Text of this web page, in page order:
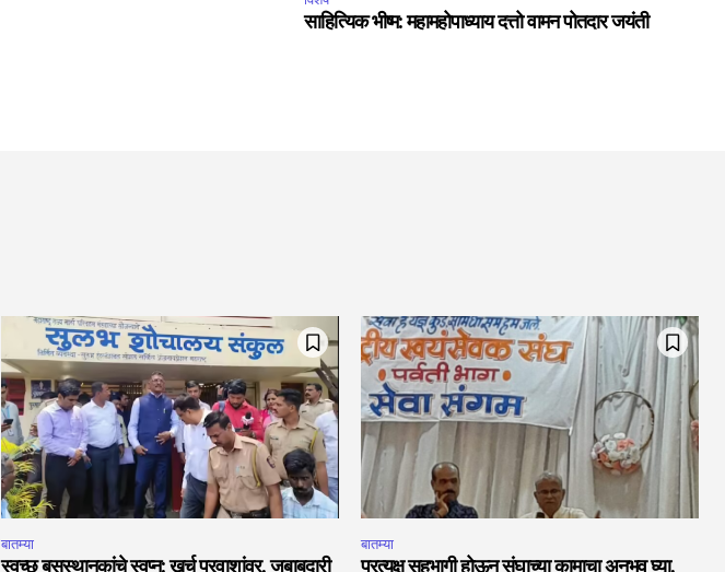
साहित्यिक भीष्म: महामहोपाध्याय दत्तो वामन पोतदार जयंती
बातम्या
स्वच्छ बसस्थानकांचे स्वप्न: खर्च प्रवाशांवर, जबाबदारी
बातम्या
प्रत्यक्ष सहभागी होऊन संघाच्या कामाचा अनुभव घ्या,